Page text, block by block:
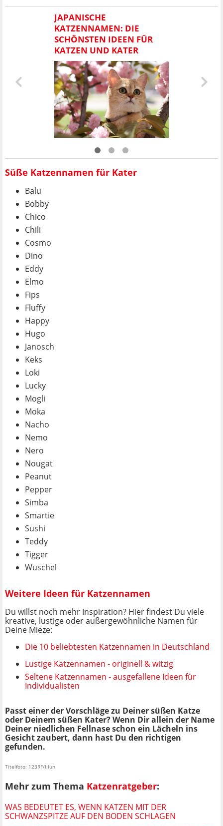
JAPANISCHE
KATZENNAMEN: DIE
SCHÖNSTEN IDEEN FÜR
KATZEN UND KATER
Süße Katzennamen für Kater
Balu
Bobby
Chico
Chili
Cosmo
Dino
Eddy
Elmo
Fips
Fluffy
Happy
Hugo
Janosch
Keks
Loki
Lucky
Mogli
Moka
Nacho
Nemo
Nero
Nougat
Peanut
Pepper
Simba
Smartie
Sushi
Teddy
Tigger
Wuschel
Weitere Ideen für Katzennamen
Du willst noch mehr Inspiration? Hier findest Du viele
kreative, lustige oder außergewöhnliche Namen für
Deine Mieze:
Die 10 beliebtesten Katzennamen in Deutschland
Lustige Katzennamen - originell & witzig
Seltene Katzennamen - ausgefallene Ideen für
Individualisten
Passt einer der Vorschläge zu Deiner süßen Katze
oder Deinem süßen Kater? Wenn Dir allein der Name
Deiner niedlichen Fellnase schon ein Lächeln ins
Gesicht zaubert, dann hast Du den richtigen
gefunden.
Titelfoto: 123RF/lilun
Mehr zum Thema Katzenratgeber:
WAS BEDEUTET ES, WENN KATZEN MIT DER
SCHWANZSPITZE AUF DEN BODEN SCHLAGEN